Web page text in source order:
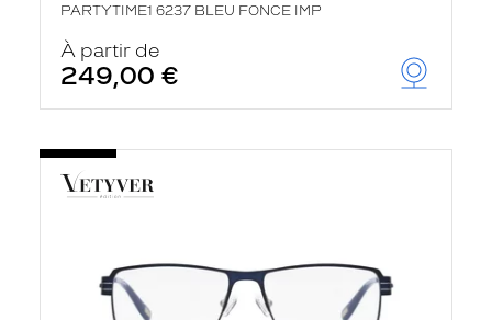
PARTYTIME1 6237 BLEU FONCE IMP
À partir de
249,00 €